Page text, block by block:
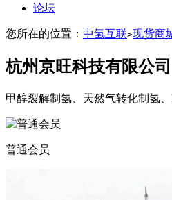
论坛
您所在的位置： 中氢互联>现货商
杭州京旺科技有限公司
甲醇裂解制氢、天然气转化制氢
普通会员